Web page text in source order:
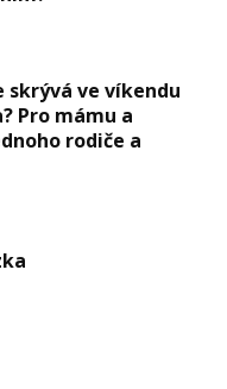
skrývá ve víkendu
Pro mámu a
rodiče a